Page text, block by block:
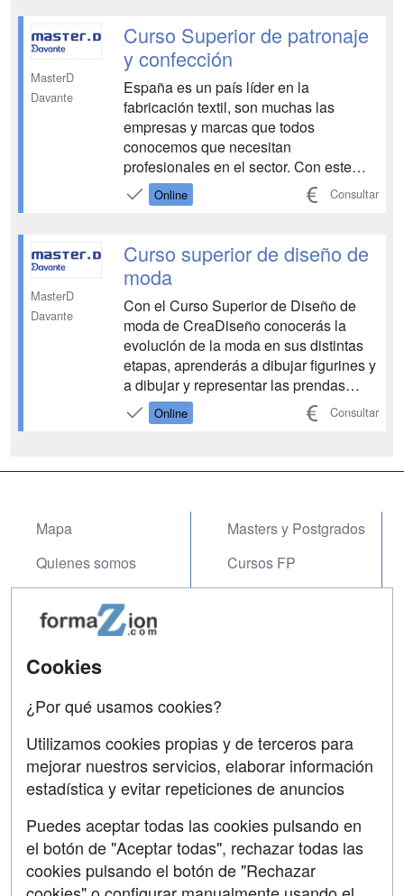
y Personal Shopper, profundizaremos
en las diferente...
MasterD
Davante
Curso Superior de patronaje
y confección
España es un país líder en la
fabricación textil, son muchas las
empresas y marcas que todos
conocemos que necesitan
profesionales en el sector. Con este
curso de patronaje y moda aprenderás
a realizar patrones y a realizar técnicas
para el montaje de las prendas
diseñadas por las diferentes empresas
textiles qu...
Online Consultar
MasterD
Davante
Curso superior de diseño de
moda
Con el Curso Superior de Diseño de
moda de CreaDiseño conocerás la
evolución de la moda en sus distintas
etapas, aprenderás a dibujar figurines y
a dibujar y representar las prendas
técnicamente, identificarás las clases
de tejidos existentes, así como sus
Online Consultar
Mapa
Quienes somos
Acceso Usuarios
Acceso Centros
Masters y Postgrados
Cursos FP
Contactar
Confidencialidad
Copyleft
SÍGUENOS EN:
Cookies
¿Por qué usamos cookies?
Utilizamos cookies propias y de terceros para
mejorar nuestros servicios, elaborar información
estadística y evitar repeticiones de anuncios
Puedes aceptar todas las cookies pulsando en
el botón de "Aceptar todas", rechazar todas las
cookies pulsando el botón de "Rechazar